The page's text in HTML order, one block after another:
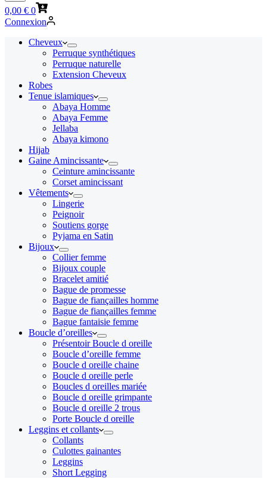
Panier
d’achat
0,00 € 0
Connexion
Cheveux
Perruque synthétiques
Perruque naturelle
Extension Cheveux
Robes
Tenue islamiques
Abaya Homme
Abaya Femme
Jellaba
Abaya kimono
Hijab
Gaine Amincissante
Ceinture amincissante
Corset amincissant
Vêtements
Lingerie
Peignoir
Soutiens gorge
Pyjama en Satin
Bijoux
Collier femme
Bijoux couple
Bracelet amitié
Bague de promesse
Bague de fiançailles homme
Bague de fiançailles femme
Bague fantaisie femme
Boucle d’oreilles
Présentoir Boucle d oreille
Boucle d’oreille femme
Boucle d oreille chaine
Boucle d oreille perle
Boucles d oreilles mariée
Boucle d oreille grimpante
Boucle d oreille 2 trous
Porte Boucle d oreille
Leggins et collants
Collants
Culottes gainantes
Leggins
Short Legging